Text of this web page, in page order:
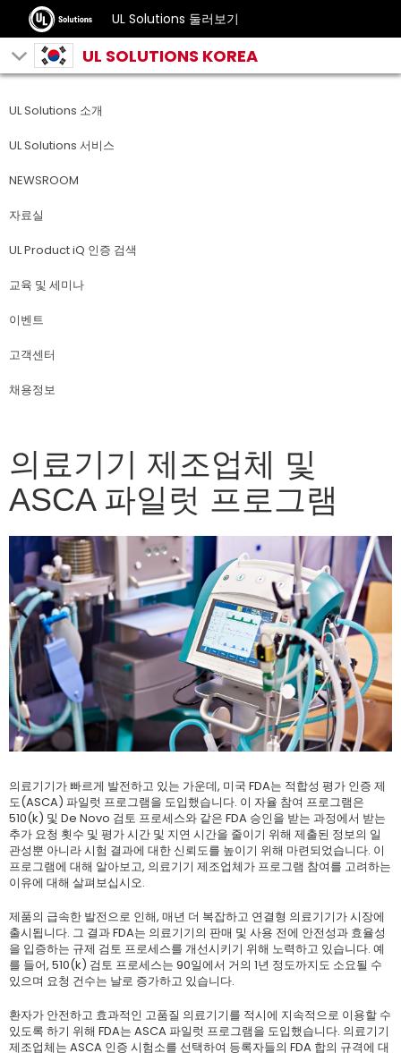
UL Solutions 둘러보기
UL SOLUTIONS KOREA
UL Solutions 소개
UL Solutions 서비스
NEWSROOM
자료실
UL Product iQ 인증 검색
교육 및 세미나
이벤트
고객센터
채용정보
의료기기 제조업체 및
ASCA 파일럿 프로그램
의료기기가 빠르게 발전하고 있는 가운데, 미국 FDA는 적합성 평가 인증 제
도(ASCA) 파일럿 프로그램을 도입했습니다. 이 자율 참여 프로그램은
510(k) 및 De Novo 검토 프로세스와 같은 FDA 승인을 받는 과정에서 받는
추가 요청 횟수 및 평가 시간 및 지연 시간을 줄이기 위해 제출된 정보의 일
관성뿐 아니라 시험 결과에 대한 신뢰도를 높이기 위해 마련되었습니다. 이
프로그램에 대해 알아보고, 의료기기 제조업체가 프로그램 참여를 고려하는
이유에 대해 살펴보십시오.
제품의 급속한 발전으로 인해, 매년 더 복잡하고 연결형 의료기기가 시장에
출시됩니다. 그 결과 FDA는 의료기기의 판매 및 사용 전에 안전성과 효율성
을 입증하는 규제 검토 프로세스를 개선시키기 위해 노력하고 있습니다. 예
를 들어, 510(k) 검토 프로세스는 90일에서 거의 1년 정도까지도 소요될 수
있으며 요청 건수는 날로 증가하고 있습니다.
환자가 안전하고 효과적인 고품질 의료기기를 적시에 지속적으로 이용할 수
있도록 하기 위해 FDA는 ASCA 파일럿 프로그램을 도입했습니다. 의료기기
제조업체는 ASCA 인증 시험소를 선택하여 등록자들의 FDA 합의 규격에 대